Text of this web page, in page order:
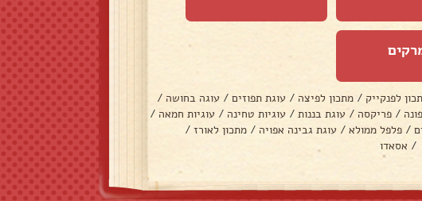
לפנקייק / מתכון לפיצה / עוגת תפוזים / עוגה בחושה /
/ פריקסה / עוגת בננות / עוגיות טחינה / עוגיות חמאה /
/ פלפל ממולא / עוגת גבינה אפויה / מתכון לאורז /
/ אסאדו